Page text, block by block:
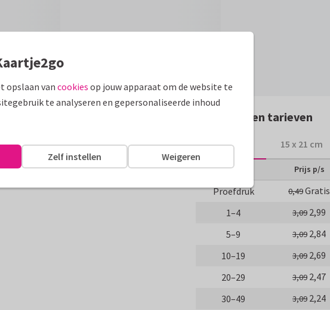
van 6 foto's en
Formaten en tarieven
10 x 15 cm 15 x 21 cm
Aantal Prijs p/s
Proefdruk 0,49Gratis
1–4
3,09 2,99
5–9
3,09 2,84
10–19
3,09 2,69
20–29
3,09 2,47
30–49
3,09 2,24
opslaan van cookies op jouw apparaat om de website te
te analyseren en gepersonaliseerde inhoud
Weigeren
Zelf instellen